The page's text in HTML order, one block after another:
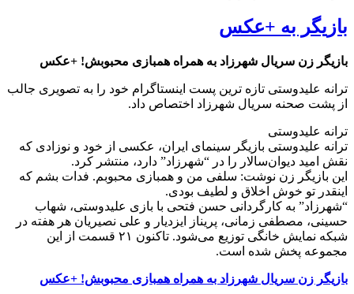
بازیگر به +عکس
بازیگر زن سریال شهرزاد به همراه همبازی محبوبش! +عکس
ترانه علیدوستی تازه ترین پست اینستاگرام خود را به تصویری جالب
از پشت صحنه سریال شهرزاد اختصاص داد.
ترانه علیدوستی
ترانه علیدوستی بازیگر سینمای ایران، عکسی از خود و نوزادی که
نقش امید دیوان‌سالار را در “شهرزاد” دارد، منتشر کرد.
این بازیگر زن نوشت: سلفی من و همبازی محبوبم. فدات بشم که
اینقدر تو خوش اخلاق و لطیف بودی.
“شهرزاد” به کارگردانی حسن فتحی با بازی علیدوستی، شهاب
حسینی، مصطفی زمانی، پریناز ایزدیار و علی نصیریان هر هفته در
شبکه‌ نمایش خانگی توزیع می‌شود. تاکنون ۲۱ قسمت از این
مجموعه پخش شده است.
بازیگر زن سریال شهرزاد به همراه همبازی محبوبش! +عکس